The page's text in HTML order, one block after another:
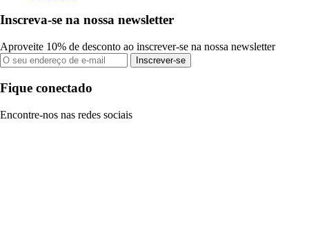
Inscreva-se na nossa newsletter
Aproveite 10% de desconto ao inscrever-se na nossa newsletter
Inscrever-se
Fique conectado
Encontre-nos nas redes sociais